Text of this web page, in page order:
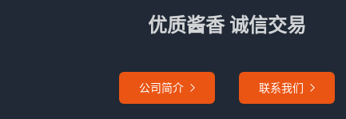
优质酱香 诚信交易
公司简介  联系我们 